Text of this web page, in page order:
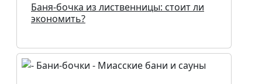
Баня-бочка из лиственницы: стоит ли
экономить?